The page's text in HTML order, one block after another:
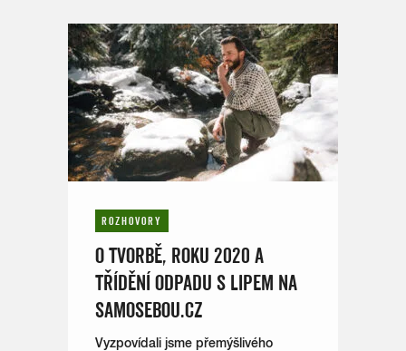
ROZHOVORY
O TVORBĚ, ROKU 2020 A
TŘÍDĚNÍ ODPADU S LIPEM NA
SAMOSEBOU.CZ
Vyzpovídali jsme přemýšlivého